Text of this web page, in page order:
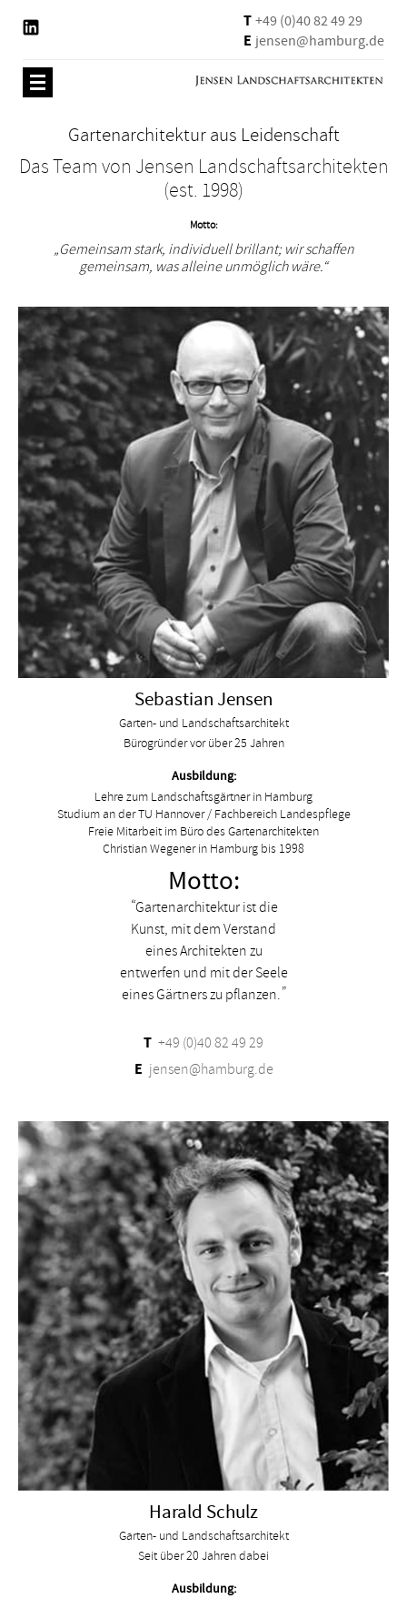
T +49 (0)40 82 49 29
E jensen@hamburg.de
Gartenarchitektur aus Leidenschaft
Das Team von Jensen Landschaftsarchitekten
(est. 1998)
Motto:
Gemeinsam stark, individuell brillant; wir schaffen
gemeinsam, was alleine unmöglich wäre.
Sebastian Jensen
Garten- und Landschaftsarchitekt
Bürogründer vor über 25 Jahren
Ausbildung:
Lehre zum Landschaftsgärtner in Hamburg
Studium an der TU Hannover / Fachbereich Landespflege
Freie Mitarbeit im Büro des Gartenarchitekten
Christian Wegener in Hamburg bis 1998
Motto:
Gartenarchitektur ist die
Kunst, mit dem Verstand
eines Architekten zu
entwerfen und mit der Seele
eines Gärtners zu pflanzen.
T +49 (0)40 82 49 29
E jensen@hamburg.de
Harald Schulz
Garten- und Landschaftsarchitekt
Seit über 20 Jahren dabei
Ausbildung: